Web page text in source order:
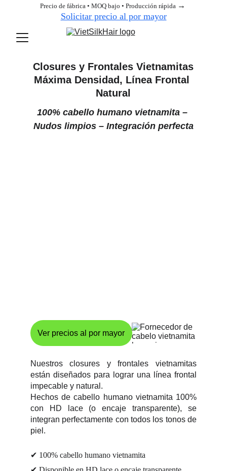
Precio de fábrica • MOQ bajo • Producción rápida →
Solicitar precio al por mayor
Closures y Frontales Vietnamitas
Máxima Densidad, Línea Frontal
Natural
100% cabello humano vietnamita –
Nudos limpios – Integración perfecta
Ver precios al por mayor
Nuestros closures y frontales vietnamitas
están diseñados para lograr una línea frontal
impecable y natural.
Hechos de cabello humano vietnamita 100%
con HD lace (o encaje transparente), se
integran perfectamente con todos los tonos de
piel.
✔ 100% cabello humano vietnamita